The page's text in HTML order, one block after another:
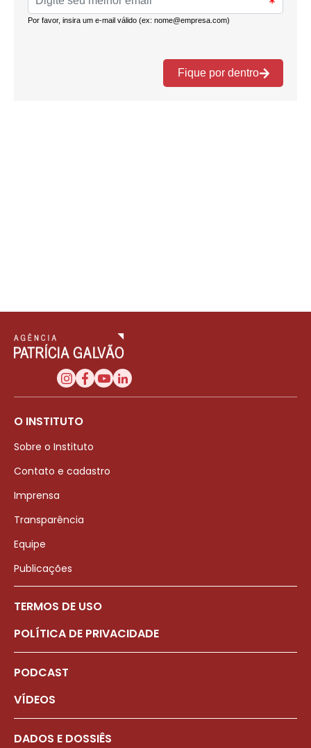
O INSTITUTO
Sobre o Instituto
Contato e cadastro
Imprensa
Transparência
Equipe
Publicações
TERMOS DE USO
POLÍTICA DE PRIVACIDADE
PODCAST
VÍDEOS
DADOS E DOSSIÊS